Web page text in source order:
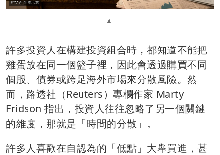
許多投資人在構建投資組合時，都知道不能把
雞蛋放在同一個籃子裡，因此會透過購買不同
個股、債券或跨足海外市場來分散風險。然
而，路透社（Reuters）專欄作家 Marty
Fridson 指出，投資人往往忽略了另一個關鍵
的維度，那就是「時間的分散」。
許多人喜歡在自認為的「低點」大舉買進，甚